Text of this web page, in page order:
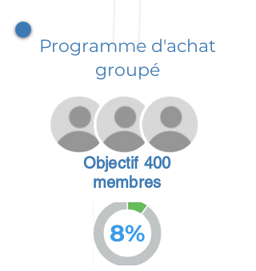
Programme d'achat
groupé
Objectif 400
membres
8%